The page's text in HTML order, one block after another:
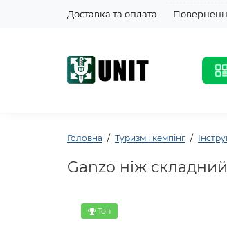
Доставка та оплата
Головна Туризм і кемпінг
Ganzo ніж
Топ